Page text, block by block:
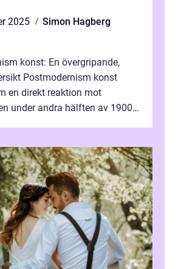
2025
Simon Hagberg
konst: En övergripande,
Postmodernism konst
en direkt reaktion mot
under andra hälften av 1900-